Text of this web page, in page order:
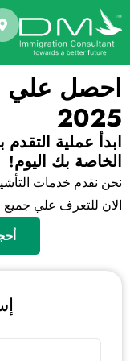
احصل علي
2025
ابدأ عملية
الخاصة بك اليوم!
نحن نقدم خدمات
الان للتعرف علي جميع